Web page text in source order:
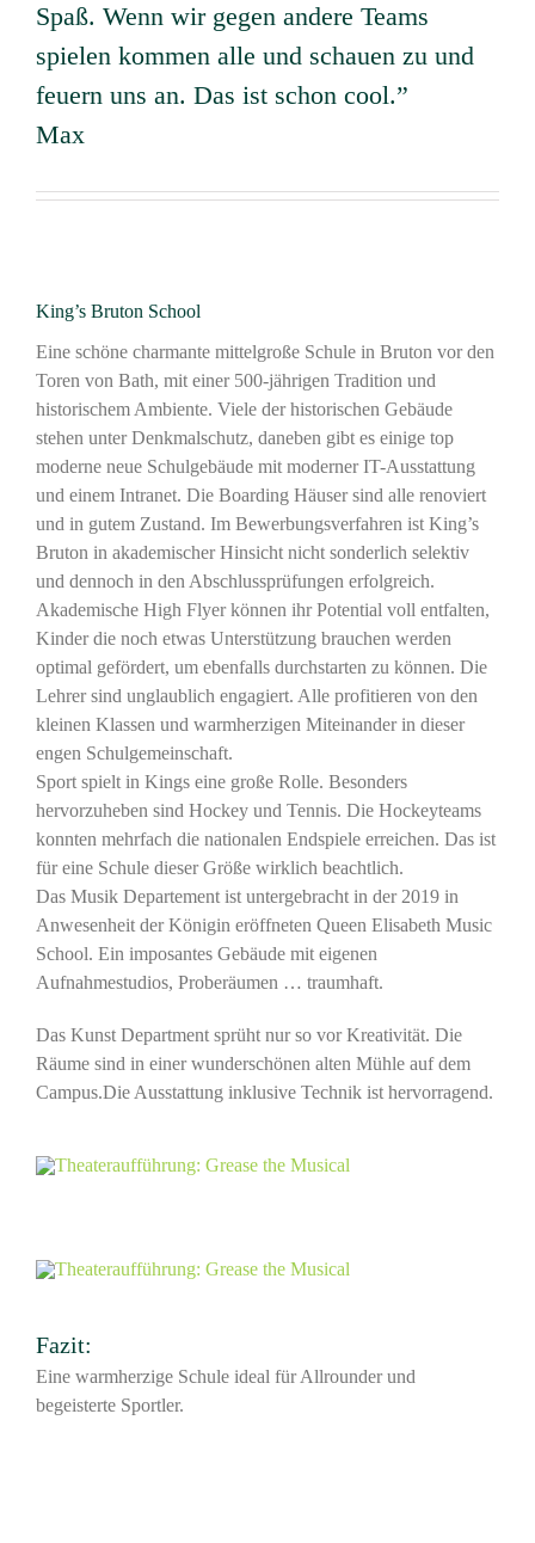
Spaß. Wenn wir gegen andere Teams
spielen kommen alle und schauen zu und
feuern uns an. Das ist schon cool.”
Max
King’s Bruton School
Eine schöne charmante mittelgroße Schule in Bruton vor den
Toren von Bath, mit einer 500-jährigen Tradition und
historischem Ambiente. Viele der historischen Gebäude
stehen unter Denkmalschutz, daneben gibt es einige top
moderne neue Schulgebäude mit moderner IT-Ausstattung
und einem Intranet. Die Boarding Häuser sind alle renoviert
und in gutem Zustand. Im Bewerbungsverfahren ist King’s
Bruton in akademischer Hinsicht nicht sonderlich selektiv
und dennoch in den Abschlussprüfungen erfolgreich.
Akademische High Flyer können ihr Potential voll entfalten,
Kinder die noch etwas Unterstützung brauchen werden
optimal gefördert, um ebenfalls durchstarten zu können. Die
Lehrer sind unglaublich engagiert. Alle profitieren von den
kleinen Klassen und warmherzigen Miteinander in dieser
engen Schulgemeinschaft.
Sport spielt in Kings eine große Rolle. Besonders
hervorzuheben sind Hockey und Tennis. Die Hockeyteams
konnten mehrfach die nationalen Endspiele erreichen. Das ist
für eine Schule dieser Größe wirklich beachtlich.
Das Musik Departement ist untergebracht in der 2019 in
Anwesenheit der Königin eröffneten Queen Elisabeth Music
School. Ein imposantes Gebäude mit eigenen
Aufnahmestudios, Proberäumen … traumhaft.
Das Kunst Department sprüht nur so vor Kreativität. Die
Räume sind in einer wunderschönen alten Mühle auf dem
Campus.Die Ausstattung inklusive Technik ist hervorragend.
Fazit:
Eine warmherzige Schule ideal für Allrounder und
begeisterte Sportler.